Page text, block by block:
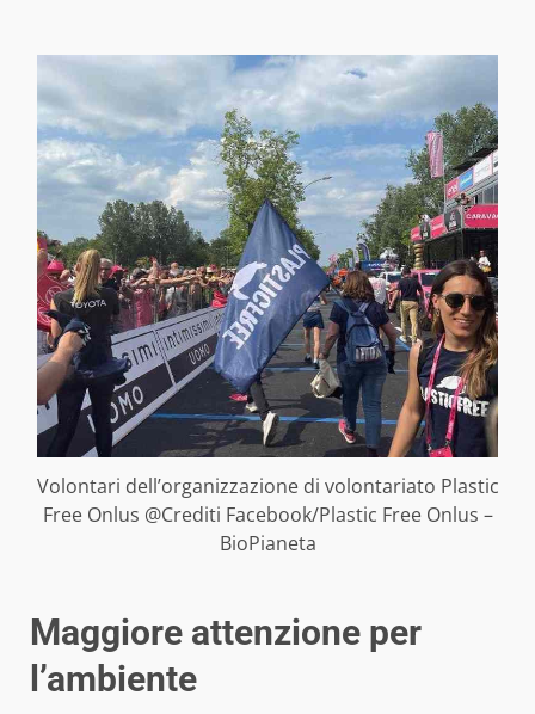
Volontari dell’organizzazione di volontariato Plastic
Free Onlus @Crediti Facebook/Plastic Free Onlus –
BioPianeta
Maggiore attenzione per
l’ambiente